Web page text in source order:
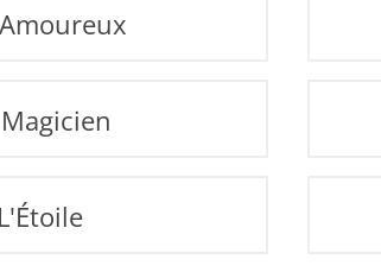
L'Étoile